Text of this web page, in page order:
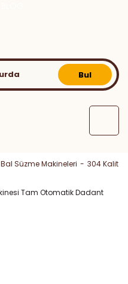
Bul
Bal Süzme Makineleri 304 Kalite